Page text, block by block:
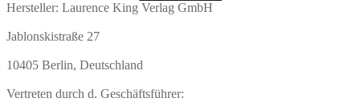
Hersteller: Laurence King Verlag GmbH
Jablonskistraße 27
10405 Berlin, Deutschland
Vertreten durch d. Geschäftsführer: